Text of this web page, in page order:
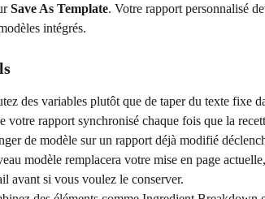
Save As Template. Votre rapport personnalisé
intégrés.
des variables plutôt que de taper du texte fixe
votre rapport synchronisé chaque fois que la
de modèle sur un rapport déjà modifié
modèle remplacera votre mise en page
avant si vous voulez le conserver.